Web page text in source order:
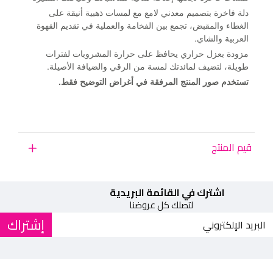
دلة فاخرة بتصميم معدني لامع مع لمسات ذهبية أنيقة على
الغطاء والمقبض، تجمع بين الفخامة والعملية في تقديم القهوة
العربية والشاي.
مزودة بعزل حراري يحافظ على حرارة المشروبات لفترات
طويلة، لتضيف لمائدتك لمسة من الرقي والضيافة الأصيلة.
تستخدم صور المنتج المرفقة في أغراض التوضيح فقط.
قيم المنتج
اشترك في القائمة البريدية
لتصلك كل عروضنا
إشتراك